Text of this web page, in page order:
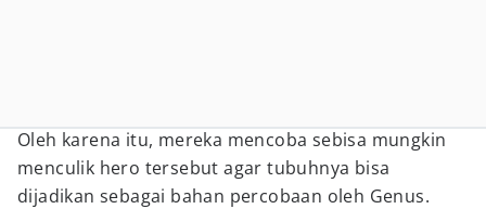
Oleh karena itu, mereka mencoba sebisa mungkin
menculik hero tersebut agar tubuhnya bisa
dijadikan sebagai bahan percobaan oleh Genus.